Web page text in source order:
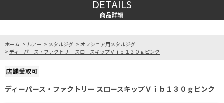
DETAILS
商品詳細
ホーム > ルアー > メタルジグ > オフショア用メタルジグ
> ディーパース・ファクトリー スロースキップＶｉｂ１３０ｇピンク
ディーパース・ファクトリー スロースキップＶｉｂ１３０ｇピンク